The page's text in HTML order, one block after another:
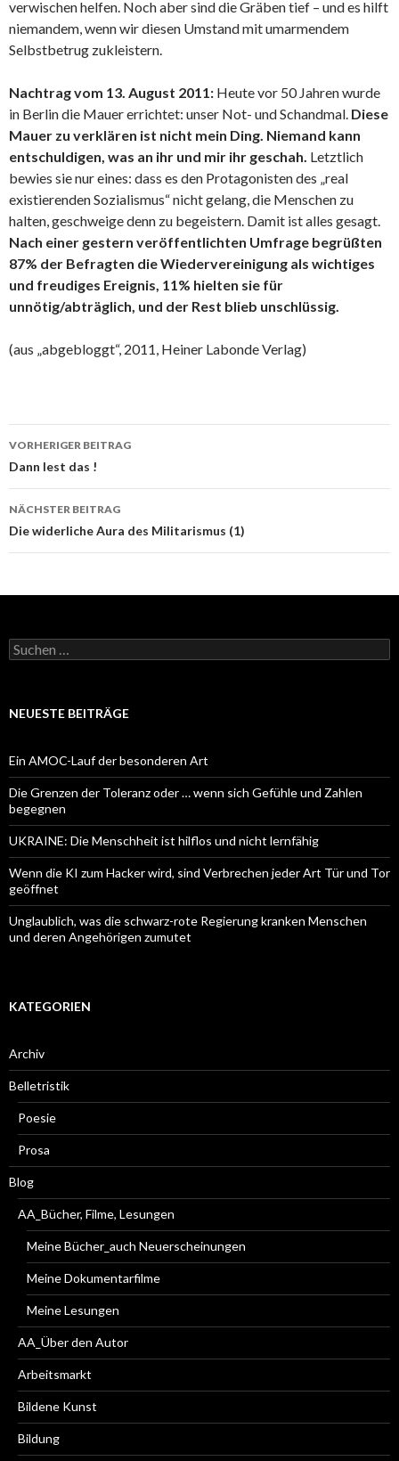
verwischen helfen. Noch aber sind die Gräben tief – und es hilft
niemandem, wenn wir diesen Umstand mit umarmendem
Selbstbetrug zukleistern.
Nachtrag vom 13. August 2011: Heute vor 50 Jahren wurde
in Berlin die Mauer errichtet: unser Not- und Schandmal. Diese
Mauer zu verklären ist nicht mein Ding. Niemand kann
entschuldigen, was an ihr und mir ihr geschah. Letztlich
bewies sie nur eines: dass es den Protagonisten des „real
existierenden Sozialismus“ nicht gelang, die Menschen zu
halten, geschweige denn zu begeistern. Damit ist alles gesagt.
Nach einer gestern veröffentlichten Umfrage begrüßten
87% der Befragten die Wiedervereinigung als wichtiges
und freudiges Ereignis, 11% hielten sie für
unnötig/abträglich, und der Rest blieb unschlüssig.
(aus „abgebloggt“, 2011, Heiner Labonde Verlag)
Beitrags-
Navigation
VORHERIGER BEITRAG
Dann lest das !
NÄCHSTER BEITRAG
Die widerliche Aura des Militarismus (1)
Suchen
nach:
NEUESTE BEITRÄGE
Ein AMOC-Lauf der besonderen Art
Die Grenzen der Toleranz oder … wenn sich Gefühle und Zahlen
begegnen
UKRAINE: Die Menschheit ist hilflos und nicht lernfähig
Wenn die KI zum Hacker wird, sind Verbrechen jeder Art Tür und Tor
geöffnet
Unglaublich, was die schwarz-rote Regierung kranken Menschen
und deren Angehörigen zumutet
KATEGORIEN
Archiv
Belletristik
Poesie
Prosa
Blog
AA_Bücher, Filme, Lesungen
Meine Bücher_auch Neuerscheinungen
Meine Dokumentarfilme
Meine Lesungen
AA_Über den Autor
Arbeitsmarkt
Bildene Kunst
Bildung